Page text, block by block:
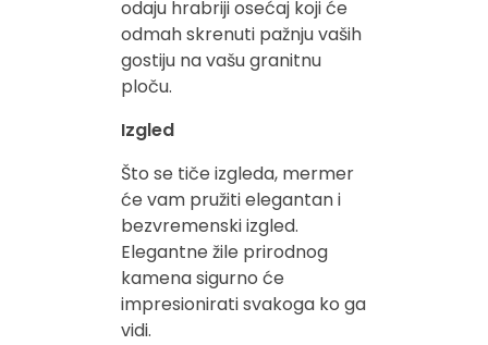
odaju hrabriji osećaj koji će
odmah skrenuti pažnju vaših
gostiju na vašu granitnu
ploču.
Izgled
Što se tiče izgleda, mermer
će vam pružiti elegantan i
bezvremenski izgled.
Elegantne žile prirodnog
kamena sigurno će
impresionirati svakoga ko ga
vidi.